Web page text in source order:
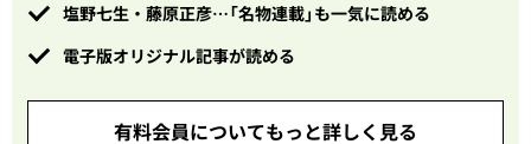
塩野七生・藤原正彦…「名物連載」も一気に読める
電子版オリジナル記事が読める
有料会員についてもっと詳しく見る